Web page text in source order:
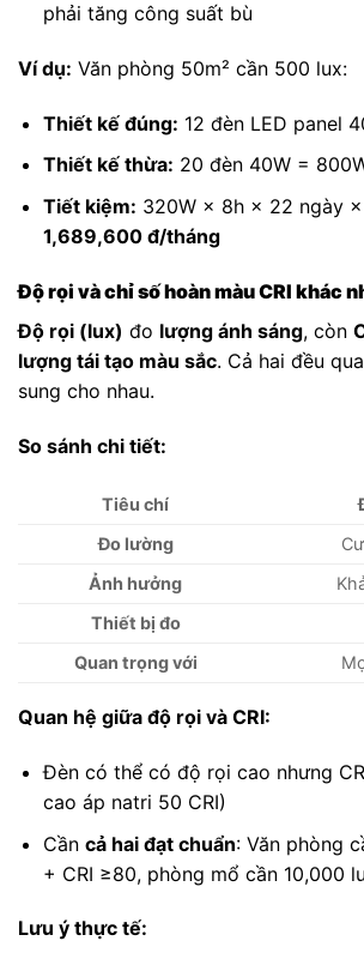
phải tăng công suất bù
Ví dụ: Văn phòng 50m² cần 500 lux:
Thiết kế đúng: 12 đèn LED panel
Thiết kế thừa: 20 đèn 40W =
Tiết kiệm: 320W × 8h × 22 ngày
1,689,600 đ/tháng
Độ rọi và chỉ số hoàn màu CRI khác
Độ rọi (lux) đo lượng ánh sáng, còn
lượng tái tạo màu sắc. Cả hai đều
sung cho nhau.
So sánh chi tiết:
Tiêu chí
Đo lường
Ảnh hưởng
Thiết bị đo
Quan trọng với
Quan hệ giữa độ rọi và CRI:
Đèn có thể có độ rọi cao nhưng
cao áp natri 50 CRI)
Cần cả hai đạt chuẩn: Văn phòng
+ CRI ≥80, phòng mổ cần 10,000
Lưu ý thực tế: